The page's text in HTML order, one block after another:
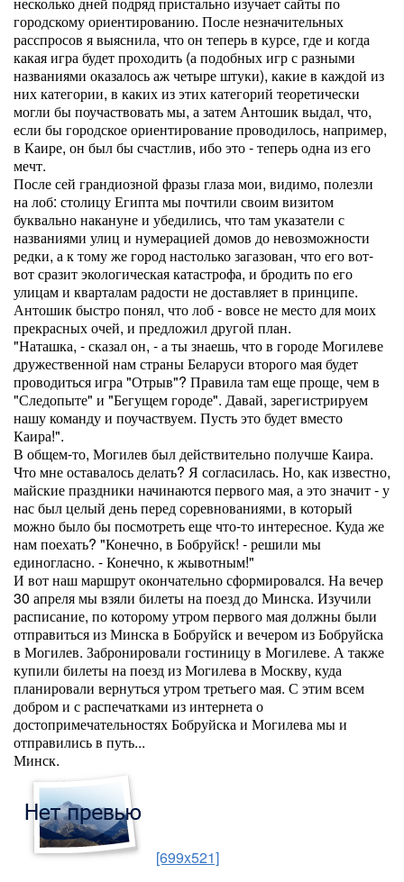
городскому ориентированию. После незначительных
расспросов я выяснила, что он теперь в курсе, где и когда
какая игра будет проходить (а подобных игр с разными
названиями оказалось аж четыре штуки), какие в каждой из
них категории, в каких из этих категорий теоретически
могли бы поучаствовать мы, а затем Антошик выдал, что,
если бы городское ориентирование проводилось, например,
в Каире, он был бы счастлив, ибо это - теперь одна из его
мечт.
После сей грандиозной фразы глаза мои, видимо, полезли
на лоб: столицу Египта мы почтили своим визитом
буквально накануне и убедились, что там указатели с
названиями улиц и нумерацией домов до невозможности
редки, а к тому же город настолько загазован, что его вот-
вот сразит экологическая катастрофа, и бродить по его
улицам и кварталам радости не доставляет в принципе.
Антошик быстро понял, что лоб - вовсе не место для моих
прекрасных очей, и предложил другой план.
"Наташка, - сказал он, - а ты знаешь, что в городе Могилеве
дружественной нам страны Беларуси второго мая будет
проводиться игра "Отрыв"? Правила там еще проще, чем в
"Следопыте" и "Бегущем городе". Давай, зарегистрируем
нашу команду и поучаствуем. Пусть это будет вместо
Каира!".
В общем-то, Могилев был действительно получше Каира.
Что мне оставалось делать? Я согласилась. Но, как известно,
майские праздники начинаются первого мая, а это значит - у
нас был целый день перед соревнованиями, в который
можно было бы посмотреть еще что-то интересное. Куда же
нам поехать? "Конечно, в Бобруйск! - решили мы
единогласно. - Конечно, к жывотным!"
И вот наш маршрут окончательно сформировался. На вечер
30 апреля мы взяли билеты на поезд до Минска. Изучили
расписание, по которому утром первого мая должны были
отправиться из Минска в Бобруйск и вечером из Бобруйска
в Могилев. Забронировали гостиницу в Могилеве. А также
купили билеты на поезд из Могилева в Москву, куда
планировали вернуться утром третьего мая. С этим всем
добром и с распечатками из интернета о
достопримечательностях Бобруйска и Могилева мы и
отправились в путь...
Минск.
[699x521]